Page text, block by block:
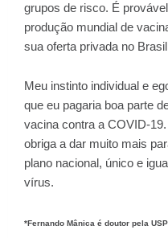
grupos de risco. É
produção mundial de
sua oferta privada no
Meu instinto individual e
que eu pagaria boa parte
vacina contra a COVID-
obriga a dar muito mais
plano nacional, único e
vírus.
*Fernando Mânica é doutor pela